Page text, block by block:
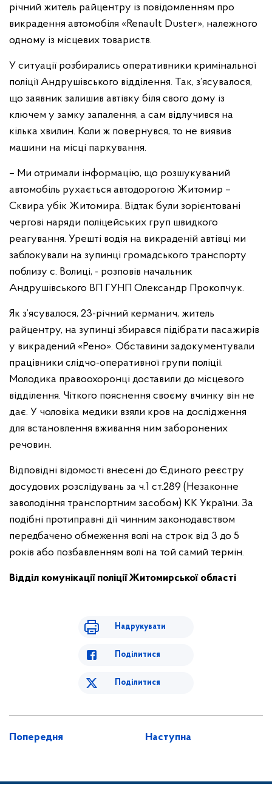
річний житель райцентру із повідомленням про
викрадення автомобіля «Renault Duster», належного
одному із місцевих товариств.
У ситуації розбирались оперативники кримінальної
поліції Андрушівського відділення. Так, з’ясувалося,
що заявник залишив автівку біля свого дому із
ключем у замку запалення, а сам відлучився на
кілька хвилин. Коли ж повернувся, то не виявив
машини на місці паркування.
– Ми отримали інформацію, що розшукуваний
автомобіль рухається автодорогою Житомир –
Сквира убік Житомира. Відтак були зорієнтовані
чергові наряди поліцейських груп швидкого
реагування. Урешті водія на викраденій автівці ми
заблокували на зупинці громадського транспорту
поблизу с. Волиці, - розповів начальник
Андрушівського ВП ГУНП Олександр Прокопчук.
Як з’ясувалося, 23-річний керманич, житель
райцентру, на зупинці збирався підібрати пасажирів
у викрадений «Рено». Обставини задокументували
працівники слідчо-оперативної групи поліції.
Молодика правоохоронці доставили до місцевого
відділення. Чіткого пояснення своєму вчинку він не
дає. У чоловіка медики взяли кров на дослідження
для встановлення вживання ним заборонених
речовин.
Відповідні відомості внесені до Єдиного реєстру
досудових розслідувань за ч.1 ст.289 (Незаконне
заволодіння транспортним засобом) КК України. За
подібні протиправні дії чинним законодавством
передбачено обмеження волі на строк від 3 до 5
років або позбавленням волі на той самий термін.
Відділ комунікації поліції Житомирської області
Надрукувати
Поділитися
Поділитися
Попередня Наступна